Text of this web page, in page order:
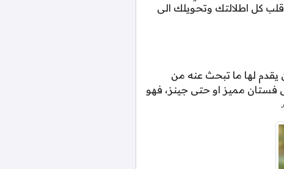
كل اطلالتك وتحويلك الى
يقدم لها ما تبحث عنه من
فستان مميز او حتى جينز، فهو